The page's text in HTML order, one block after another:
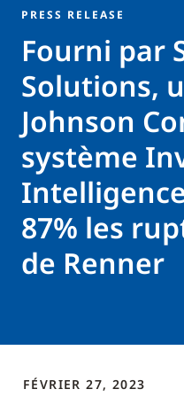
PRESS RELEASE
Fourni par
Solutions,
Johnson
système
87% les
de Renner
FÉVRIER 27, 2023